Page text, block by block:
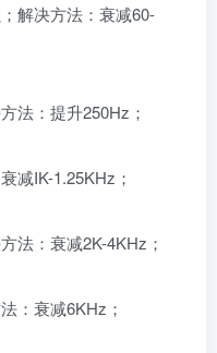
解决方法：衰减60-
：提升250Hz；
IK-1.25KHz；
：衰减2K-4KHz；
：衰减6KHz；